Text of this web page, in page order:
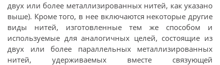
двух или более металлизированных нитей, как указано
выше). Кроме того, в нее включаются некоторые другие
виды нитей, изготовленные тем же способом и
используемые для аналогичных целей, состоящие из
двух или более параллельных металлизированных
нитей, удерживаемых вместе связующей